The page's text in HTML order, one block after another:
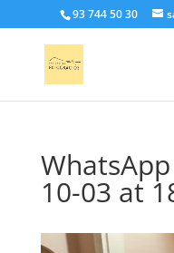
93 744 50 30
10-03 at